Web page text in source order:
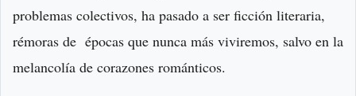
problemas colectivos, ha pasado a ser ficción literaria,
rémoras de épocas que nunca más viviremos, salvo en la
melancolía de corazones románticos.